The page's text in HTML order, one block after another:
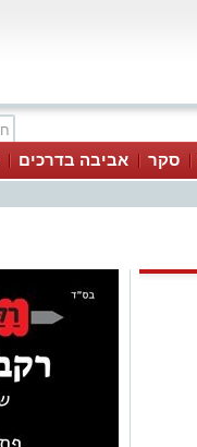
סקר אביבה בדרכים